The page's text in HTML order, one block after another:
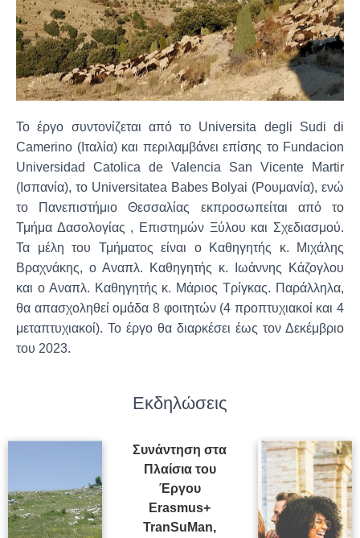
Το έργο συντονίζεται από το Universita degli Sudi di
Camerino (Ιταλία) και περιλαμβάνει επίσης το Fundacion
Universidad Catolica de Valencia San Vicente Martir
(Ισπανία), το Universitatea Babes Bolyai (Ρουμανία), ενώ
το Πανεπιστήμιο Θεσσαλίας εκπροσωπείται από το
Τμήμα Δασολογίας , Επιστημών Ξύλου και Σχεδιασμού.
Τα μέλη του Τμήματος είναι ο Καθηγητής κ. Μιχάλης
Βραχνάκης, ο Αναπλ. Καθηγητής κ. Ιωάννης Κάζογλου
και ο Αναπλ. Καθηγητής κ. Μάριος Τρίγκας. Παράλληλα,
θα απασχοληθεί ομάδα 8 φοιτητών (4 προπτυχιακοί και 4
μεταπτυχιακοί). Το έργο θα διαρκέσει έως τον Δεκέμβριο
του 2023.
Εκδηλώσεις
Συνάντηση στα
Πλαίσια του
Έργου
Erasmus+
TranSuMan,